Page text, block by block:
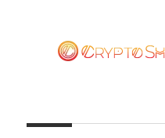
contenido